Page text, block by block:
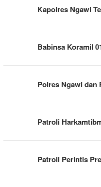
Kapolres Ngawi
Babinsa Koramil
Polres Ngawi
Patroli
Patroli Perintis